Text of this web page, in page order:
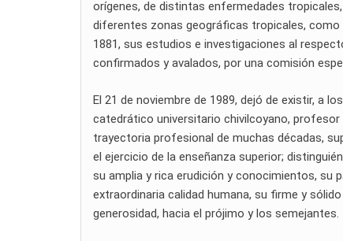
orígenes, de distintas enfermedades
diferentes zonas geográficas tropicales, como
1881, sus estudios e investigaciones al
confirmados y avalados, por una comisión
El 21 de noviembre de 1989, dejó de existir, a
catedrático universitario chivilcoyano, profesor
trayectoria profesional de muchas décadas,
el ejercicio de la enseñanza superior;
su amplia y rica erudición y conocimientos, su
extraordinaria calidad humana, su firme y
generosidad, hacia el prójimo y los semejantes.